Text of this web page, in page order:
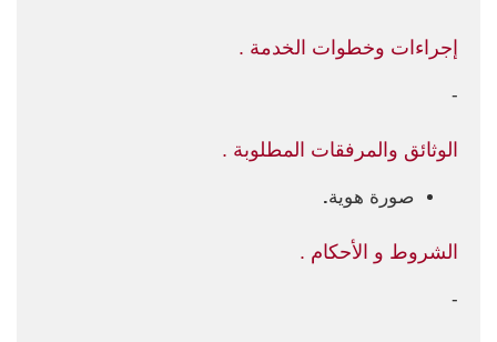
إجراءات وخطوات الخدمة .
-
الوثائق والمرفقات المطلوبة .
صورة هوية.
الشروط و الأحكام .
-